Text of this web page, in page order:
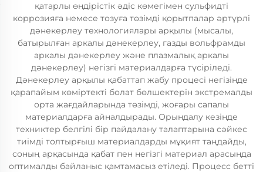
қатарлы өндірістік әдіс көмегімен сульфидті
коррозияға немесе тозуға төзімді қорытпалар әртүрлі
дәнекерлеу технологиялары арқылы (мысалы,
батырылған аркалы дәнекерлеу, газды вольфрамды
аркалы дәнекерлеу және плазмалық аркалы
дәнекерлеу) негізгі материалдарға түсіріледі.
Дәнекерлеу арқылы қабаттап жабу процесі негізінде
қарапайым көміртекті болат бөлшектерін экстремалды
орта жағдайларында төзімді, жоғары сапалы
материалдарға айналдырады. Орындалу кезінде
техниктер белгілі бір пайдалану талаптарына сәйкес
тиімді толтырғыш материалдарды мұқият таңдайды,
соның арқасында қабат пен негізгі материал арасында
оптималды байланыс қамтамасыз етіледі. Процесс бетті